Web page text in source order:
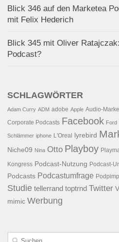
Blick 346 auf den Marketea
mit Felix Hederich
Blick 345 mit Oliver
Podcast?
SCHLAGWÖRTER
Adam Curry ADM adobe Apple Audio-
Corporate Podcasts Facebook Ford
Schlämmer iphone L'Oreal lyrebird
Niche09 Nina Otto Playboy
Kongress Podcast-Nutzung Podcast-
Podcasts Podcastumfrage Podpimp
Studie tellerrand toptrnd Twitter
mimic Werbung
Suchen